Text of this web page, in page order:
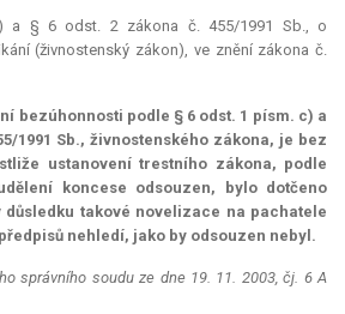
§ 6 odst. 2 zákona č. 455/1991 Sb., o
(živnostenský zákon), ve znění zákona č.
bezúhonnosti podle § 6 odst. 1 písm. c) a
1991 Sb., živnostenského zákona, je bez
ustanovení trestního zákona, podle
koncese odsouzen, bylo dotčeno
takové novelizace na pachatele
nehledí, jako by odsouzen nebyl.
správního soudu ze dne 19. 11. 2003, čj. 6 A